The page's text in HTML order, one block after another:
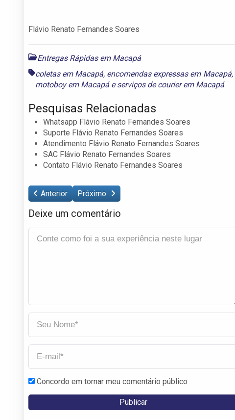
Flávio Renato Fernandes Soares
Entregas Rápidas em Macapá
coletas em Macapá, encomendas expressas em Macapá,
motoboy em Macapáeserviços de courier em Macapá
Pesquisas Relacionadas
Whatsapp Flávio Renato Fernandes Soares
Suporte Flávio Renato Fernandes Soares
Atendimento Flávio Renato Fernandes Soares
SAC Flávio Renato Fernandes Soares
Contato Flávio Renato Fernandes Soares
Anterior Próximo
Deixe um comentário
Concordo em tornar meu comentário público